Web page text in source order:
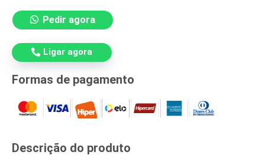
Pedir agora
Ligar agora
Formas de pagamento
Descrição do produto​